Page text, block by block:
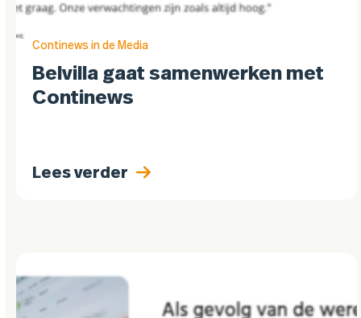
Continews in de Media
Belvilla gaat samenwerken met
Continews
Lees verder